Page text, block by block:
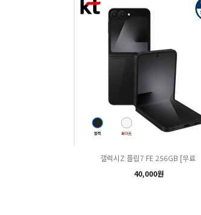
갤럭시Z 플립7 FE 256GB [무료
40,000원